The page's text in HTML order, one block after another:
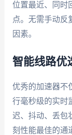
位置最近、同时
点。无需手动反
因素。
智能线路优
优秀的加速器不
行毫秒级的实时
迟、抖动、丢包
刻性能最佳的通